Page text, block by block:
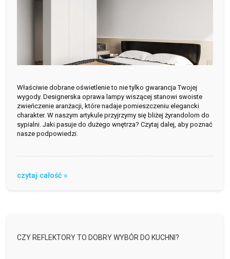
Właściwie dobrane oświetlenie to nie tylko gwarancja Twojej
wygody. Designerska oprawa lampy wiszącej stanowi swoiste
zwieńczenie aranżacji, które nadaje pomieszczeniu elegancki
charakter. W naszym artykule przyjrzymy się bliżej żyrandolom do
sypialni. Jaki pasuje do dużego wnętrza? Czytaj dalej, aby poznać
nasze podpowiedzi.
czytaj całość »
CZY REFLEKTORY TO DOBRY WYBÓR DO KUCHNI?